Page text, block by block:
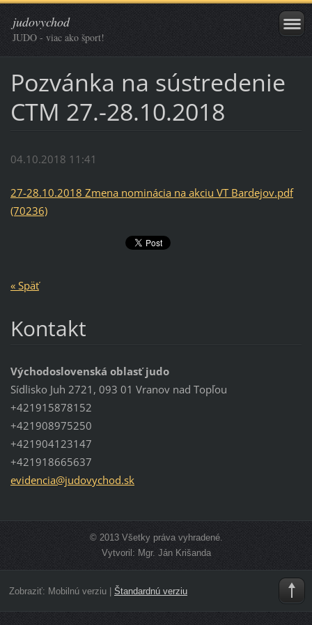
judovychod
JUDO - viac ako šport!
Pozvánka na sústredenie
CTM 27.-28.10.2018
04.10.2018 11:41
27-28.10.2018 Zmena nominácia na akciu VT Bardejov.pdf
(70236)
« Späť
Kontakt
Východoslovenská oblasť judo
Sídlisko Juh 2721, 093 01 Vranov nad Topľou
+421915878152
+421908975250
+421904123147
+421918665637
evidencia@judovychod.sk
© 2013 Všetky práva vyhradené.
Vytvoril: Mgr. Ján Krišanda
Zobraziť: Mobilnú verziu| Štandardnú verziu